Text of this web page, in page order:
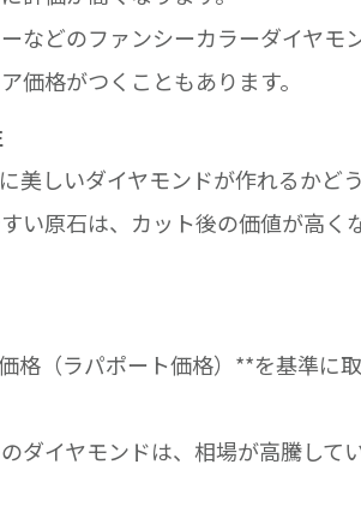
などのファンシーカラーダイヤモ
価格がつくこともあります。
美しいダイヤモンドが作れるかど
い原石は、カット後の価値が高く
格（ラパポート価格）**を基準に
ダイヤモンドは、相場が高騰して